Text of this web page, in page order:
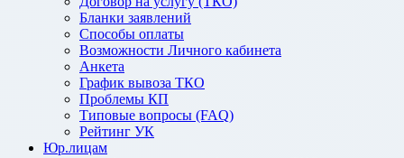
Бланки заявлений
Способы оплаты
Возможности Личного кабинета
Анкета
График вывоза ТКО
Проблемы КП
Типовые вопросы (FAQ)
Рейтинг УК
Юр.лицам